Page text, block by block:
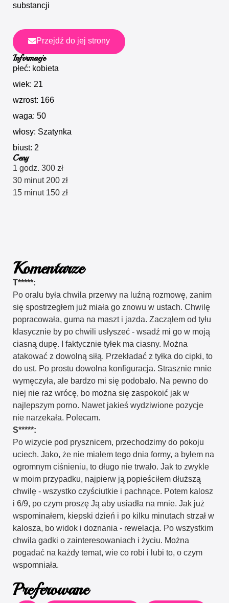
substancji
Przejdź do jej strony
Informacje
płeć: kobieta
wiek: 21
wzrost: 166
waga: 50
włosy: Szatynka
biust: 2
Ceny
1 godz. 300 zł
30 minut 200 zł
15 minut 150 zł
Komentarze
T*****:
Po oralu była chwila przerwy na luźną rozmowę, zanim
się spostrzegłem już miała go znowu w ustach. Chwilę
popracowała, guma na maszt i jazda. Zacząłem od tyłu
klasycznie by po chwili usłyszeć - wsadź mi go w moją
ciasną dupę. I faktycznie tyłek ma ciasny. Można
atakować z dowolną siłą. Przekładać z tyłka do cipki, to
do ust. Po prostu dowolna konfiguracja. Strasznie mnie
wymęczyła, ale bardzo mi się podobało. Na pewno do
niej nie raz wrócę, bo można się zaspokoić jak w
najlepszym porno. Nawet jakieś wydziwione pozycje
nie narzekała. Polecam.
S*****:
Po wizycie pod prysznicem, przechodzimy do pokoju
uciech. Jako, że nie miałem tego dnia formy, a byłem na
ogromnym ciśnieniu, to długo nie trwało. Jak to zwykle
w moim przypadku, najpierw ją popieściłem dłuższą
chwilę - wszystko czyściutkie i pachnące. Potem kalosz
i 6/9, po czym proszę Ją aby usiadła na mnie. Jak już
wspominałem, kiepski dzień i po kilku minutach strzał w
kalosza, bo widok i doznania - rewelacja. Po wszystkim
chwila gadki o zainteresowaniach i życiu. Można
pogadać na każdy temat, wie co robi i lubi to, o czym
wspomniała.
Preferowane